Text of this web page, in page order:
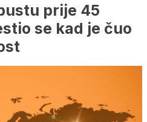
prije 45
se kad je čuo